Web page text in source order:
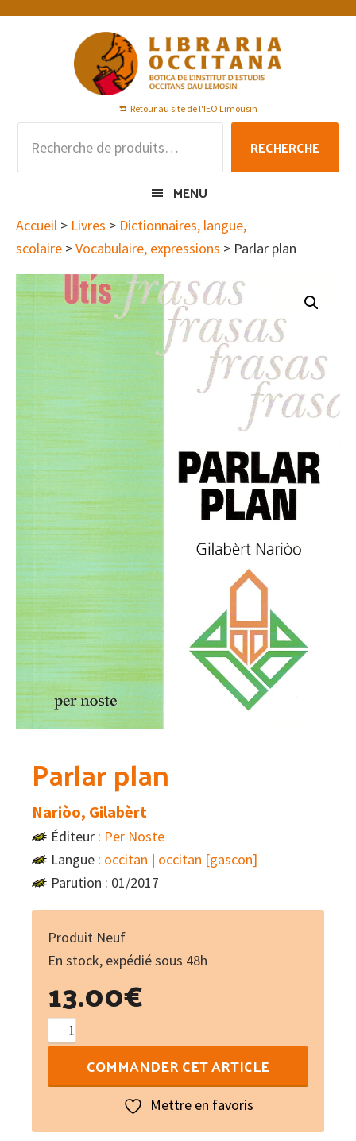
Passer
Passer
Passer
Retour au site de l'IEO Limousin
pour :
RECHERCHE
MENU
Accueil > Livres > Dictionnaires, langue,
scolaire >Vocabulaire, expressions > Parlar plan
Parlar plan
Nariòo, Gilabèrt
Éditeur : Per Noste
Langue : occitan | occitan [gascon]
Parution : 01/2017
Produit Neuf
En stock, expédié sous 48h
13.00€
quantité
de
COMMANDER CET ARTICLE
Mettre en favoris